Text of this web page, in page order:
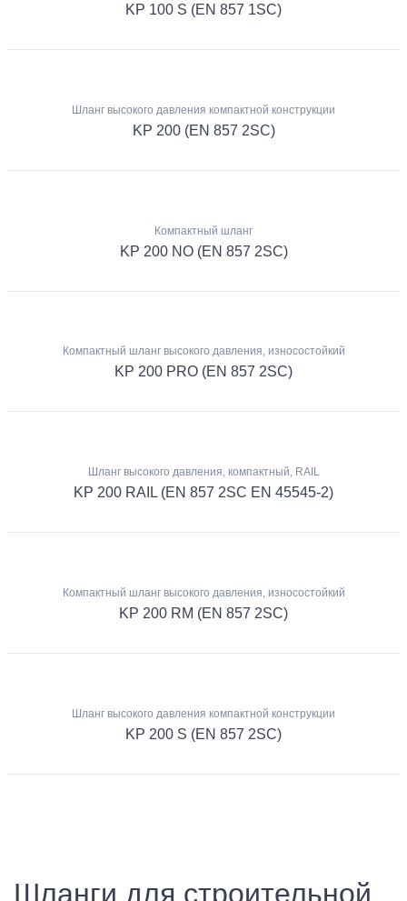
KP 100 S (EN 857 1SC)
Шланг высокого давления компактной конструкции
KP 200 (EN 857 2SC)
Компактный шланг
KP 200 NO (EN 857 2SC)
Компактный шланг высокого давления, износостойкий
KP 200 PRO (EN 857 2SC)
Шланг высокого давления, компактный, RAIL
KP 200 RAIL (EN 857 2SC EN 45545-2)
Компактный шланг высокого давления, износостойкий
KP 200 RM (EN 857 2SC)
Шланг высокого давления компактной конструкции
KP 200 S (EN 857 2SC)
Шланги для строительной